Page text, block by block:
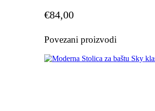
€84,00
Povezani proizvodi